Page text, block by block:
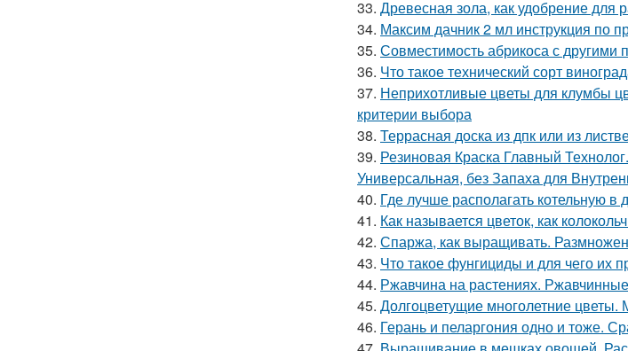
33. Древесная зола, как удобрение для
34. Максим дачник 2 мл инструкция по
35. Совместимость абрикоса с
36. Что такое технический сорт
37. Неприхотливые цветы для клумбы
критерии выбора
38. Террасная доска из дпк или из
39. Резиновая Краска Главный
Универсальная, без Запаха для
40. Где лучше располагать котельную
41. Как называется цветок, как
42. Спаржа, как выращивать.
43. Что такое фунгициды и для чего их
44. Ржавчина на растениях.
45. Долгоцветущие многолетние цветы.
46. Герань и пеларгония одно и тоже.